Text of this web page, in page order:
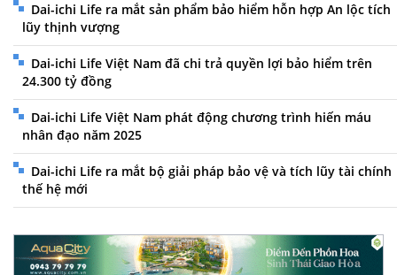
Dai-ichi Life ra mắt sản phẩm bảo hiểm hỗn hợp An lộc tích
lũy thịnh vượng
Dai-ichi Life Việt Nam đã chi trả quyền lợi bảo hiểm trên
24.300 tỷ đồng
Dai-ichi Life Việt Nam phát động chương trình hiến máu
nhân đạo năm 2025
Dai-ichi Life ra mắt bộ giải pháp bảo vệ và tích lũy tài chính
thế hệ mới